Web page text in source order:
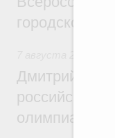
городской
Дмитрий
российскую
олимпиаде